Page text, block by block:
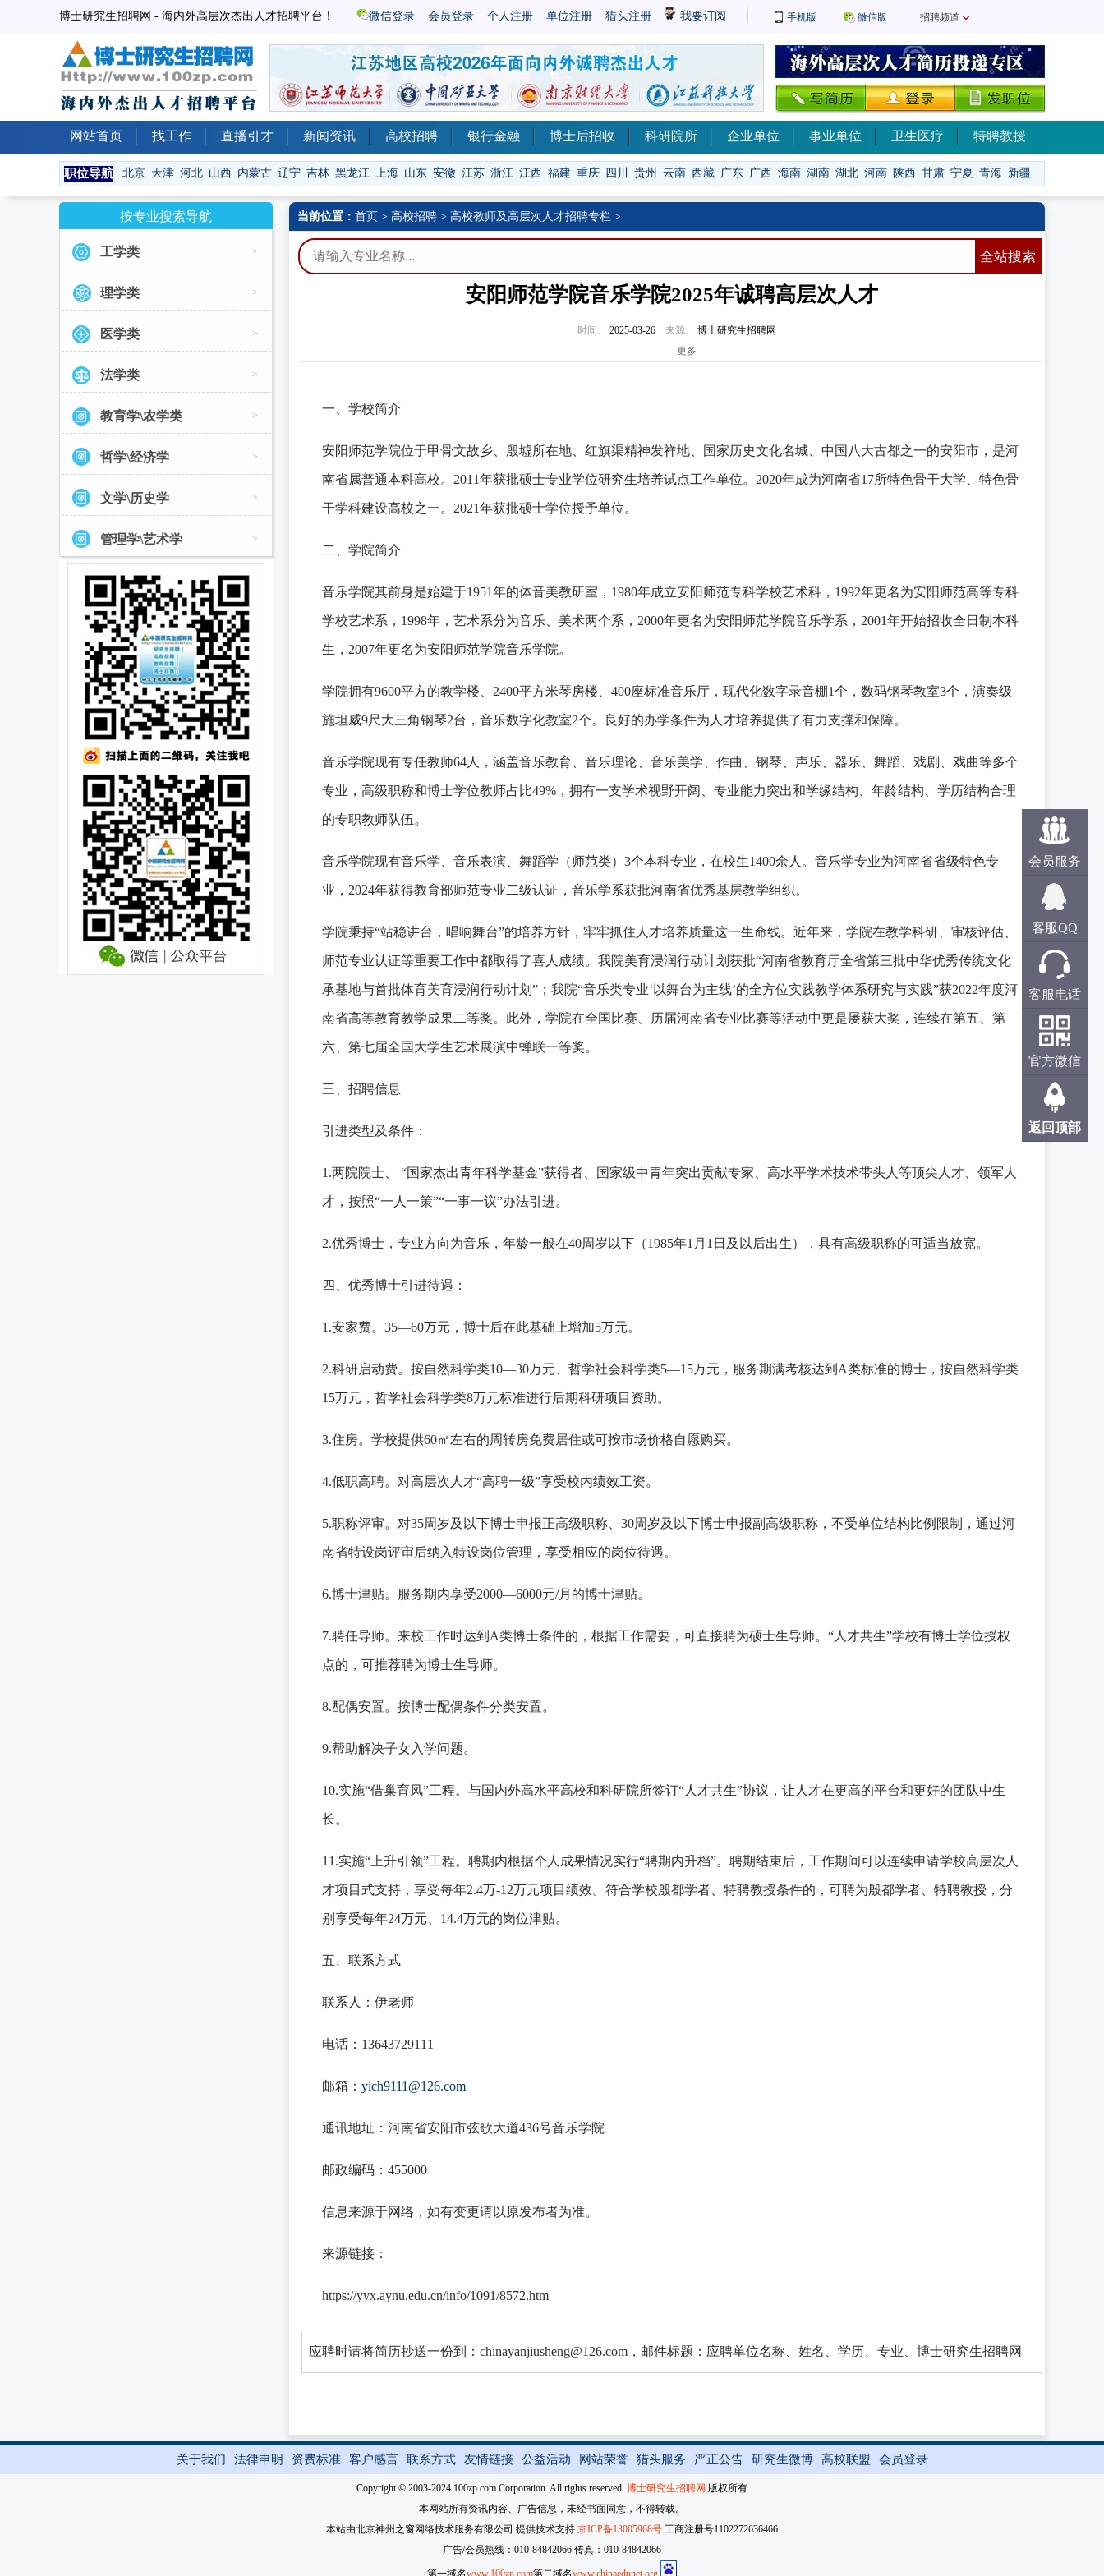
博士研究生招聘网 - 海内外高层次杰出人才招聘平台！ 微信登录 会员登录 个人注册 单位注册 猎头注册 我要订阅 手机版 微信版 招聘频道
网站首页 找工作 直播引才 新闻资讯 高校招聘 银行金融 博士后招收 科研院所 企业单位 事业单位 卫生医疗 特聘教授
职位导航 北京 天津 河北 山西 内蒙古 辽宁 吉林 黑龙江 上海 山东 安徽 江苏 浙江 江西 福建 重庆 四川 贵州 云南 西藏 广东 广西 海南 湖南 湖北 河南 陕西 甘肃 宁夏 青海 新疆
按专业搜索导航
工学类 >
理学类 >
医学类 >
法学类 >
教育学\农学类 >
哲学\经济学 >
文学\历史学 >
管理学\艺术学 >
当前位置： 首页 > 高校招聘 > 高校教师及高层次人才招聘专栏 >
全站搜索
安阳师范学院音乐学院2025年诚聘高层次人才
时间: 2025-03-26 来源:
博士研究生招聘网
更多
一、学校简介
安阳师范学院位于甲骨文故乡、殷墟所在地、红旗渠精神发祥地、国家历史文化名城、中国八大古都之一的安阳市，是河
南省属普通本科高校。2011年获批硕士专业学位研究生培养试点工作单位。2020年成为河南省17所特色骨干大学、特色骨
干学科建设高校之一。2021年获批硕士学位授予单位。
二、学院简介
音乐学院其前身是始建于1951年的体音美教研室，1980年成立安阳师范专科学校艺术科，1992年更名为安阳师范高等专科
学校艺术系，1998年，艺术系分为音乐、美术两个系，2000年更名为安阳师范学院音乐学系，2001年开始招收全日制本科
生，2007年更名为安阳师范学院音乐学院。
学院拥有9600平方的教学楼、2400平方米琴房楼、400座标准音乐厅，现代化数字录音棚1个，数码钢琴教室3个，演奏级
施坦威9尺大三角钢琴2台，音乐数字化教室2个。良好的办学条件为人才培养提供了有力支撑和保障。
音乐学院现有专任教师64人，涵盖音乐教育、音乐理论、音乐美学、作曲、钢琴、声乐、器乐、舞蹈、戏剧、戏曲等多个
专业，高级职称和博士学位教师占比49%，拥有一支学术视野开阔、专业能力突出和学缘结构、年龄结构、学历结构合理
的专职教师队伍。
音乐学院现有音乐学、音乐表演、舞蹈学（师范类）3个本科专业，在校生1400余人。音乐学专业为河南省省级特色专
业，2024年获得教育部师范专业二级认证，音乐学系获批河南省优秀基层教学组织。
学院秉持“站稳讲台，唱响舞台”的培养方针，牢牢抓住人才培养质量这一生命线。近年来，学院在教学科研、审核评估、
师范专业认证等重要工作中都取得了喜人成绩。我院美育浸润行动计划获批“河南省教育厅全省第三批中华优秀传统文化
承基地与首批体育美育浸润行动计划”；我院“音乐类专业‘以舞台为主线’的全方位实践教学体系研究与实践”获2022年度河
南省高等教育教学成果二等奖。此外，学院在全国比赛、历届河南省专业比赛等活动中更是屡获大奖，连续在第五、第
六、第七届全国大学生艺术展演中蝉联一等奖。
三、招聘信息
引进类型及条件：
1.两院院士、 “国家杰出青年科学基金”获得者、国家级中青年突出贡献专家、高水平学术技术带头人等顶尖人才、领军人
才，按照“一人一策”“一事一议”办法引进。
2.优秀博士，专业方向为音乐，年龄一般在40周岁以下（1985年1月1日及以后出生），具有高级职称的可适当放宽。
四、优秀博士引进待遇：
1.安家费。35—60万元，博士后在此基础上增加5万元。
2.科研启动费。按自然科学类10—30万元、哲学社会科学类5—15万元，服务期满考核达到A类标准的博士，按自然科学类
15万元，哲学社会科学类8万元标准进行后期科研项目资助。
3.住房。学校提供60㎡左右的周转房免费居住或可按市场价格自愿购买。
4.低职高聘。对高层次人才“高聘一级”享受校内绩效工资。
5.职称评审。对35周岁及以下博士申报正高级职称、30周岁及以下博士申报副高级职称，不受单位结构比例限制，通过河
南省特设岗评审后纳入特设岗位管理，享受相应的岗位待遇。
6.博士津贴。服务期内享受2000—6000元/月的博士津贴。
7.聘任导师。来校工作时达到A类博士条件的，根据工作需要，可直接聘为硕士生导师。“人才共生”学校有博士学位授权
点的，可推荐聘为博士生导师。
8.配偶安置。按博士配偶条件分类安置。
9.帮助解决子女入学问题。
10.实施“借巢育凤”工程。与国内外高水平高校和科研院所签订“人才共生”协议，让人才在更高的平台和更好的团队中生
长。
11.实施“上升引领”工程。聘期内根据个人成果情况实行“聘期内升档”。聘期结束后，工作期间可以连续申请学校高层次人
才项目式支持，享受每年2.4万-12万元项目绩效。符合学校殷都学者、特聘教授条件的，可聘为殷都学者、特聘教授，分
别享受每年24万元、14.4万元的岗位津贴。
五、联系方式
联系人：伊老师
电话：13643729111
邮箱： yich9111@126.com
通讯地址：河南省安阳市弦歌大道436号音乐学院
邮政编码：455000
信息来源于网络，如有变更请以原发布者为准。
来源链接：
https://yyx.aynu.edu.cn/info/1091/8572.htm
应聘时请将简历抄送一份到：chinayanjiusheng@126.com，邮件标题：应聘单位名称、姓名、学历、专业、博士研究生招聘网
关于我们 法律申明 资费标准 客户感言 联系方式 友情链接 公益活动 网站荣誉 猎头服务 严正公告 研究生微博 高校联盟 会员登录
Copyright © 2003-2024 100zp.com Corporation. All rights reserved. 博士研究生招聘网 版权所有
本网站所有资讯内容、广告信息，未经书面同意，不得转载。
本站由北京神州之窗网络技术服务有限公司 提供技术支持 京ICP备13005968号 工商注册号1102272636466
广告/会员热线：010-84842066 传真：010-84842066
第一域名www.100zp.com第二域名www.chinaedunet.org
会员服务
客服QQ
客服电话
官方微信
返回顶部